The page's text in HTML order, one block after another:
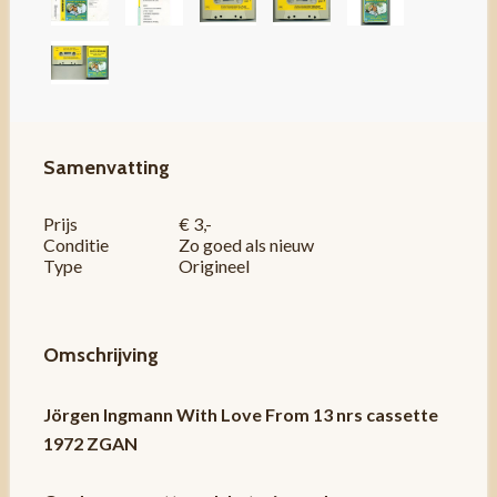
Samenvatting
Prijs
€ 3,-
Conditie
Zo goed als nieuw
Type
Origineel
Omschrijving
Jörgen Ingmann With Love From 13 nrs cassette
1972 ZGAN